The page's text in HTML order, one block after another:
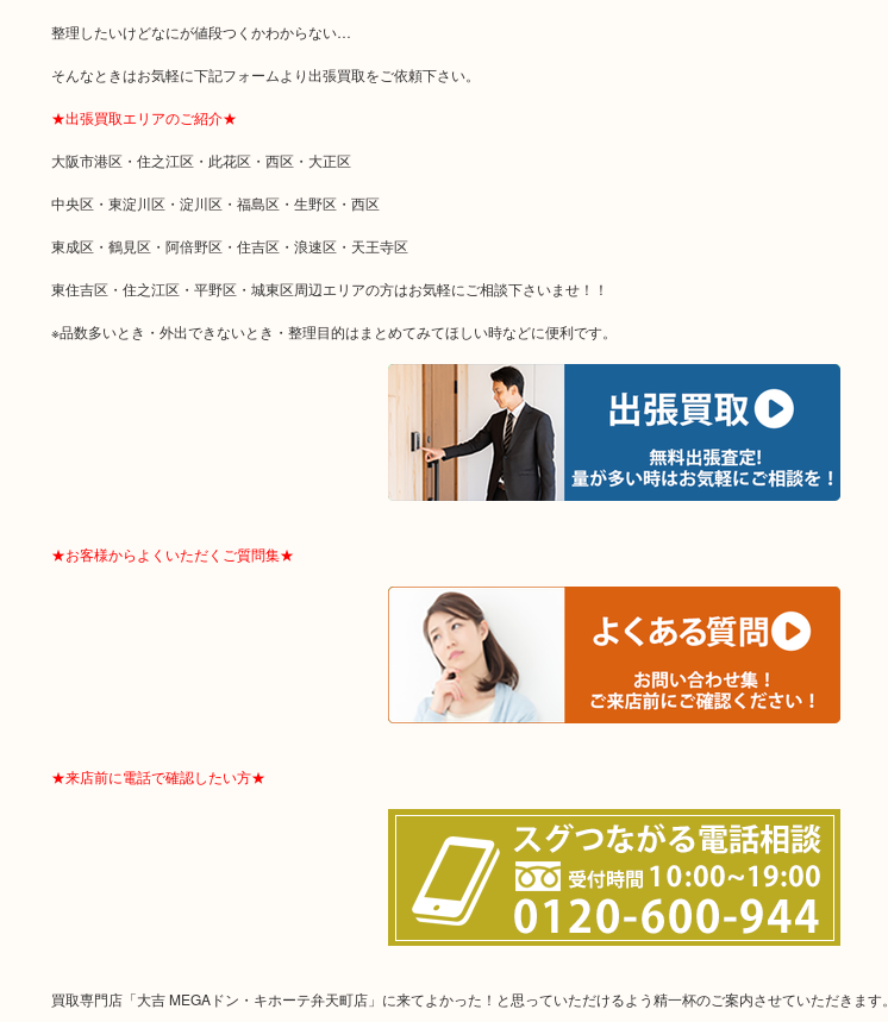
整理したいけどなにが値段つくかわからない…
そんなときはお気軽に下記フォームより出張買取をご依頼下さい。
★出張買取エリアのご紹介★
大阪市港区・住之江区・此花区・西区・大正区
中央区・東淀川区・淀川区・福島区・生野区・西区
東成区・鶴見区・阿倍野区・住吉区・浪速区・天王寺区
東住吉区・住之江区・平野区・城東区周辺エリアの方はお気軽にご相談下さいませ！！
※品数多いとき・外出できないとき・整理目的はまとめてみてほしい時などに便利です。
★お客様からよくいただくご質問集★
★来店前に電話で確認したい方★
買取専門店「大吉 MEGAドン・キホーテ弁天町店」に来てよかった！と思っていただけるよう精一杯のご案内させていただきます。